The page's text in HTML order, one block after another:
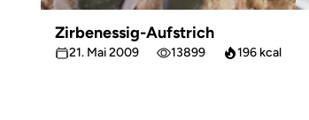
Zirbenessig-Aufstrich
21. Mai 2009 13899 196 kcal